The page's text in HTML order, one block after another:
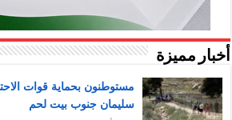
أخبار مميزة
مستوطنون بحماية قوات
سليمان جنوب بيت لحم